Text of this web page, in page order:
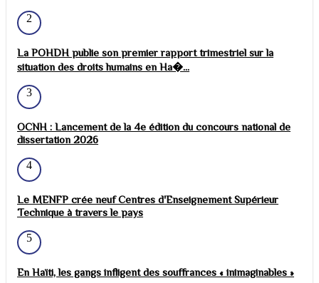
2
La POHDH publie son premier rapport trimestriel sur la
situation des droits humains en Ha�...
3
OCNH : Lancement de la 4e édition du concours national de
dissertation 2026
4
Le MENFP crée neuf Centres d'Enseignement Supérieur
Technique à travers le pays
5
En Haïti, les gangs infligent des souffrances « inimaginables »